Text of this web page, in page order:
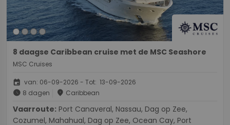
8 daagse Caribbean cruise met de MSC Seashore
MSC Cruises
event van: 06-09-2026 - Tot: 13-09-2026
schedule 8 dagen place Caribbean
Vaarroute:
Cozumel, Mahahual, Dag op Zee, Ocean Cay, Port